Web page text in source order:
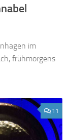
im
frühmorgens
11